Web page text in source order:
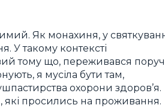
Як монахиня, у
У такому контексті
тому що, переживався поруч
я мусіла бути там,
охорони здоров’я.
які просились на проживання.